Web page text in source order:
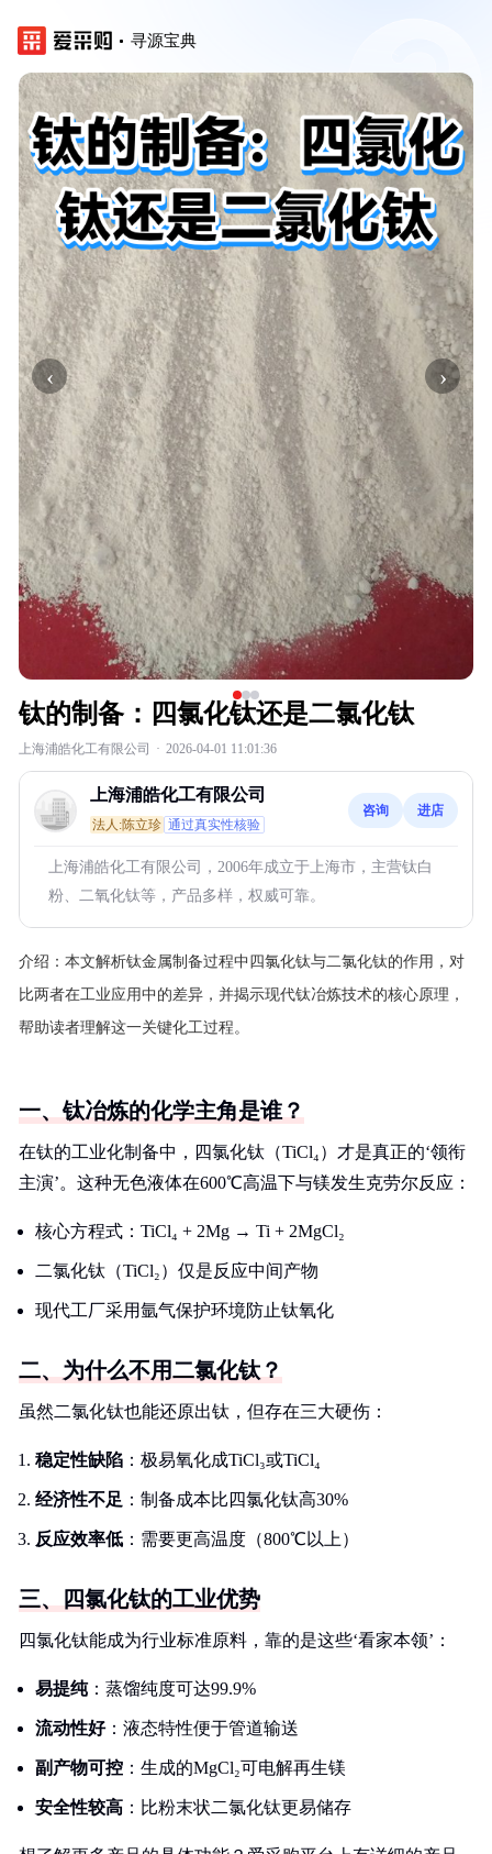
寻源宝典
‹ ›
钛的制备：四氯化钛还是二氯化钛
上海浦皓化工有限公司 · 2026-04-01 11:01:36
上海浦皓化工有限公司
法人:陈立珍 通过真实性核验
咨询 进店
上海浦皓化工有限公司，2006年成立于上海市，主营钛白
粉、二氧化钛等，产品多样，权威可靠。
介绍： 本文解析钛金属制备过程中四氯化钛与二氯化钛的作用，对
比两者在工业应用中的差异，并揭示现代钛冶炼技术的核心原理，
帮助读者理解这一关键化工过程。
一、钛冶炼的化学主角是谁？
在钛的工业化制备中，四氯化钛（TiCl₄）才是真正的‘领衔
主演’。这种无色液体在600℃高温下与镁发生克劳尔反应：
核心方程式：TiCl₄ + 2Mg → Ti + 2MgCl₂
二氯化钛（TiCl₂）仅是反应中间产物
现代工厂采用氩气保护环境防止钛氧化
二、为什么不用二氯化钛？
虽然二氯化钛也能还原出钛，但存在三大硬伤：
稳定性缺陷 ：极易氧化成TiCl₃或TiCl₄
经济性不足 ：制备成本比四氯化钛高30%
反应效率低 ：需要更高温度（800℃以上）
三、四氯化钛的工业优势
四氯化钛能成为行业标准原料，靠的是这些‘看家本领’：
易提纯：蒸馏纯度可达99.9%
流动性好：液态特性便于管道输送
副产物可控 ：生成的MgCl₂可电解再生镁
安全性较高 ：比粉末状二氯化钛更易储存